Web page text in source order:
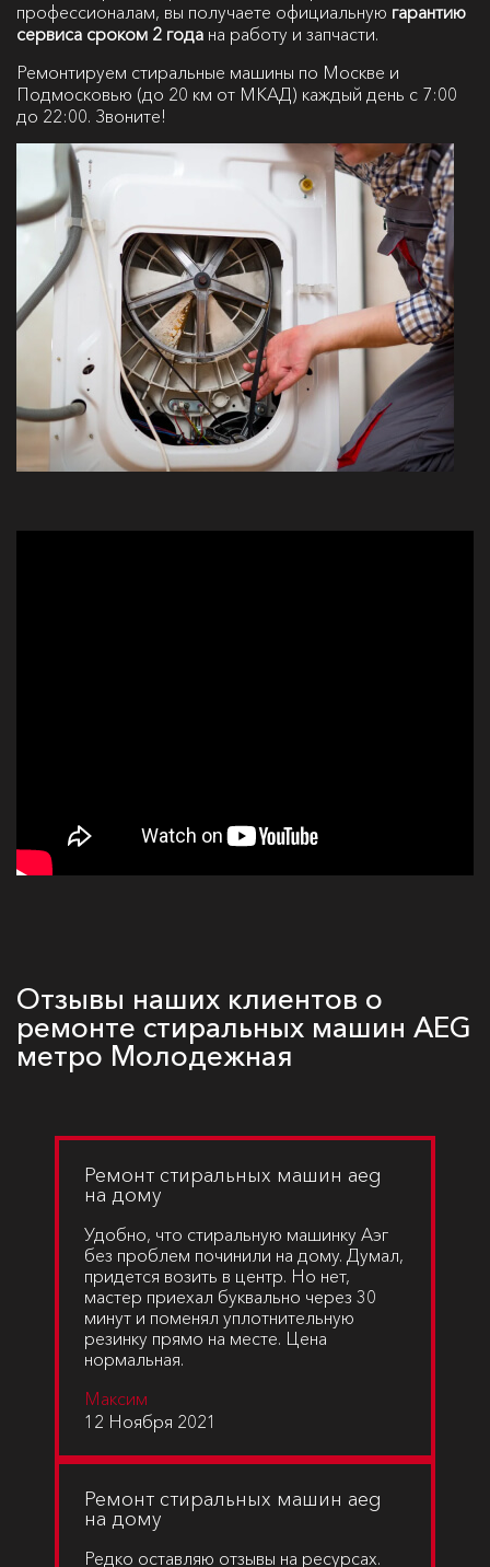
профессионалам, вы получаете официальную гарантию
сервиса сроком 2 года на работу и запчасти.
Ремонтируем стиральные машины по Москве и
Подмосковью (до 20 км от МКАД) каждый день с 7:00
до 22:00. Звоните!
Отзывы наших клиентов о
ремонте стиральных машин AEG
метро Молодежная
Ремонт стиральных машин aeg
на дому
Удобно, что стиральную машинку Аэг
без проблем починили на дому. Думал,
придется возить в центр. Но нет,
мастер приехал буквально через 30
минут и поменял уплотнительную
резинку прямо на месте. Цена
нормальная.
Максим
12 Ноября 2021
Ремонт стиральных машин aeg
на дому
Редко оставляю отзывы на ресурсах.